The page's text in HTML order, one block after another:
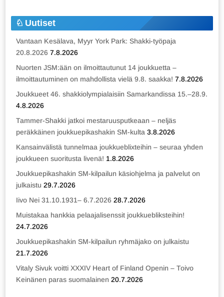
Uutiset
Vantaan Kesälava, Myyr York Park: Shakki-työpaja
20.8.2026 7.8.2026
Nuorten JSM:ään on ilmoittautunut 14 joukkuetta –
ilmoittautuminen on mahdollista vielä 9.8. saakka! 7.8.2026
Joukkueet 46. shakkiolympialaisiin Samarkandissa 15.–28.9.
4.8.2026
Tammer-Shakki jatkoi mestaruusputkeaan – neljäs
peräkkäinen joukkuepikashakin SM-kulta 3.8.2026
Kansainvälistä tunnelmaa joukkueblixteihin – seuraa yhden
joukkueen suoritusta livenä! 1.8.2026
Joukkuepikashakin SM-kilpailun käsiohjelma ja palvelut on
julkaistu 29.7.2026
Iivo Nei 31.10.1931– 6.7.2026 28.7.2026
Muistakaa hankkia pelaajalisenssit joukkuebliksteihin!
24.7.2026
Joukkuepikashakin SM-kilpailun ryhmäjako on julkaistu
21.7.2026
Vitaly Sivuk voitti XXXIV Heart of Finland Openin – Toivo
Keinänen paras suomalainen 20.7.2026